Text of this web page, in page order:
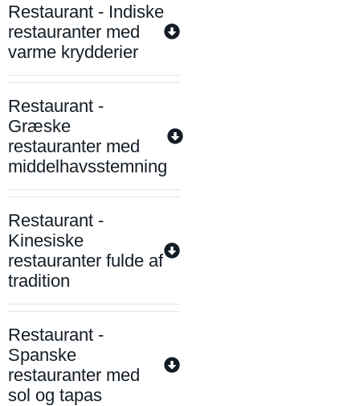
Restaurant - Indiske
restauranter med
varme krydderier
Restaurant -
Græske
restauranter med
middelhavsstemning
Restaurant -
Kinesiske
restauranter fulde af
tradition
Restaurant -
Spanske
restauranter med
sol og tapas